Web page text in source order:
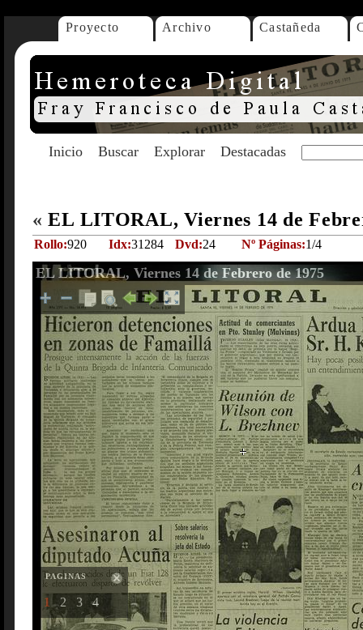
Proyecto Archivo Castañeda
Inicio Buscar Explorar Destacadas
« EL LITORAL, Viernes 14 de
Rollo:920 Idx:31284 Dvd:24 Nº Páginas:1/4
EL LITORAL, Viernes 14 de Febrero de 1975
PAGINAS
1 2 3 4